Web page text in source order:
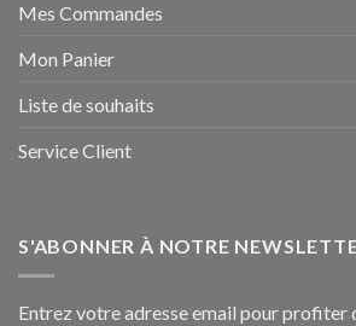
Mes Commandes
Mon Panier
Liste de souhaits
Service Client
S'ABONNER À NOTRE
Entrez votre adresse email pour profiter